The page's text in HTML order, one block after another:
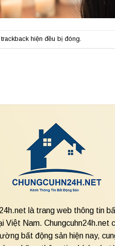
hiện đều bị đóng.
là trang web thông tin
Việt Nam. Chungcuhn24h.net
bất động sản hiện nay,